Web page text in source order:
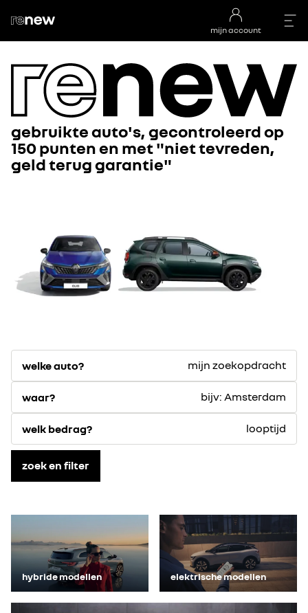
mijn account
gebruikte auto's, gecontroleerd op
150 punten en met "niet tevreden,
geld terug garantie"
welke auto? mijn zoekopdracht
waar? bijv: Amsterdam
welk bedrag? looptijd
zoek en filter
hybride modellen elektrische modellen